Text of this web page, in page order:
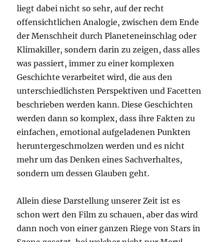
liegt dabei nicht so sehr, auf der recht
offensichtlichen Analogie, zwischen dem Ende
der Menschheit durch Planeteneinschlag oder
Klimakiller, sondern darin zu zeigen, dass alles
was passiert, immer zu einer komplexen
Geschichte verarbeitet wird, die aus den
unterschiedlichsten Perspektiven und Facetten
beschrieben werden kann. Diese Geschichten
werden dann so komplex, dass ihre Fakten zu
einfachen, emotional aufgeladenen Punkten
heruntergeschmolzen werden und es nicht
mehr um das Denken eines Sachverhaltes,
sondern um dessen Glauben geht.
Allein diese Darstellung unserer Zeit ist es
schon wert den Film zu schauen, aber das wird
dann noch von einer ganzen Riege von Stars in